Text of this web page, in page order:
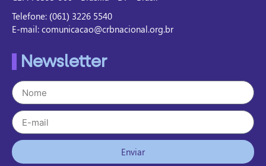
Telefone: (061) 3226 5540
E-mail: comunicacao@crbnacional.org.br
Newsletter
Enviar